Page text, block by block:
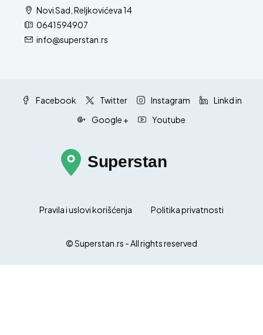
Novi Sad, Reljkovićeva 14
0641594907
info@superstan.rs
Facebook Twitter Instagram
Linkd in
Google +
Youtube
Pravila i uslovi korišćenja Politika privatnosti
© Superstan.rs - All rights reserved